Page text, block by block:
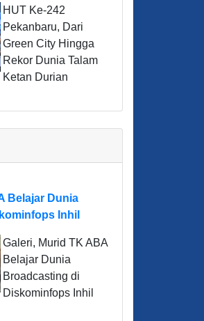
HUT Ke-242
Pekanbaru, Dari
Green City Hingga
Rekor Dunia Talam
Ketan Durian
Belajar Dunia
Inhil
Galeri, Murid TK ABA
Belajar Dunia
Broadcasting di
Diskominfops Inhil